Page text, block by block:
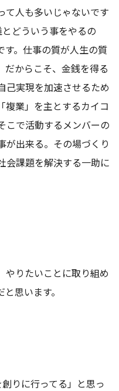
て人も多いじゃないです
どういう事をやるの
す。仕事の質が人生の質
だからこそ、金銭を得る
己実現を加速させるため
複業」を主とするカイコ
こで活動するメンバーの
が出来る。その場づくり
会課題を解決する一助に
やりたいことに取り組め
思います。
りに行ってる」と思っ